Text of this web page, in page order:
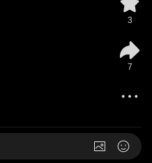
3
7